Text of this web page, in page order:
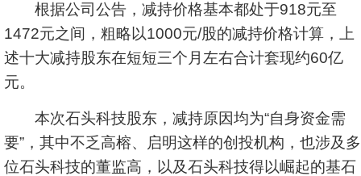
根据公司公告，减持价格基本都处于918元至
1472元之间，粗略以1000元/股的减持价格计算，上
述十大减持股东在短短三个月左右合计套现约60亿
元。
本次石头科技股东，减持原因均为“自身资金需
要”，其中不乏高榕、启明这样的创投机构，也涉及多
位石头科技的董监高，以及石头科技得以崛起的基石